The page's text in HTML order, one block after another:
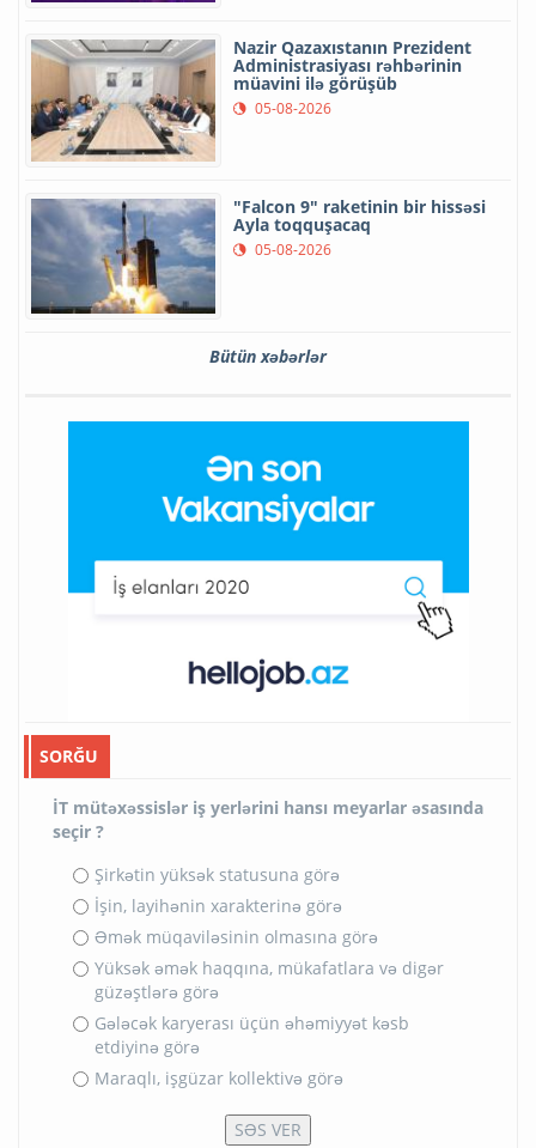
Nazir Qazaxıstanın Prezident
Administrasiyası rəhbərinin
müavini ilə görüşüb
05-08-2026
"Falcon 9" raketinin bir hissəsi
Ayla toqquşacaq
05-08-2026
Bütün xəbərlər
SORĞU
İT mütəxəssislər iş yerlərini hansı meyarlar əsasında
seçir ?
Şirkətin yüksək statusuna görə
İşin, layihənin xarakterinə görə
Əmək müqaviləsinin olmasına görə
Yüksək əmək haqqına, mükafatlara və digər
güzəştlərə görə
Gələcək karyerası üçün əhəmiyyət kəsb
etdiyinə görə
Maraqlı, işgüzar kollektivə görə